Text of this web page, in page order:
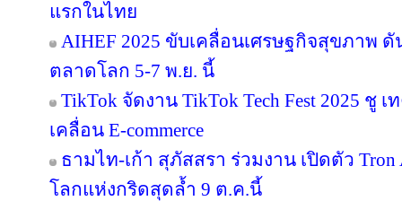
แรกในไทย
AIHEF 2025 ขับเคลื่อนเศรษฐกิจสุขภาพ
ตลาดโลก 5-7 พ.ย. นี้
TikTok จัดงาน TikTok Tech Fest 2025 ชู
เคลื่อน E-commerce
ธามไท-เก้า สุภัสสรา ร่วมงาน เปิดตัว
โลกแห่งกริดสุดล้ำ 9 ต.ค.นี้